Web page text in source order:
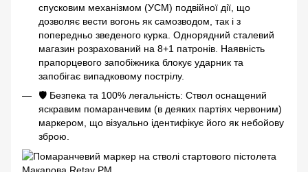
спусковим механізмом (УСМ) подвійної дії, що
дозволяє вести вогонь як самозводом, так і з
попередньо зведеного курка. Однорядний сталевий
магазин розрахований на 8+1 патронів. Наявність
прапорцевого запобіжника блокує ударник та
запобігає випадковому пострілу.
🛡️ Безпека та 100% легальність: Ствол оснащений
яскравим помаранчевим (в деяких партіях червоним)
маркером, що візуально ідентифікує його як небойову
зброю.